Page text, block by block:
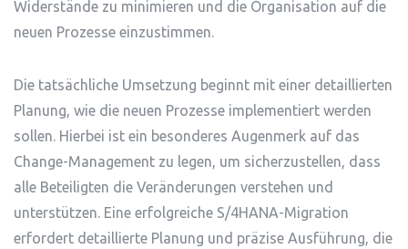
Widerstände zu minimieren und die Organisation auf die
neuen Prozesse einzustimmen.
Die tatsächliche Umsetzung beginnt mit einer detaillierten
Planung, wie die neuen Prozesse implementiert werden
sollen. Hierbei ist ein besonderes Augenmerk auf das
Change-Management zu legen, um sicherzustellen, dass
alle Beteiligten die Veränderungen verstehen und
unterstützen. Eine erfolgreiche S/4HANA-Migration
erfordert detaillierte Planung und präzise Ausführung, die